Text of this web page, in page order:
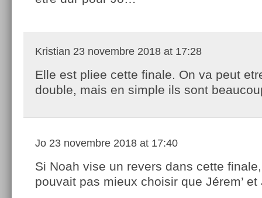
Kristian 23 novembre 2018 at 17:28
Elle est pliee cette finale. On va peut
double, mais en simple ils sont
Jo 23 novembre 2018 at 17:40
Si Noah vise un revers dans cette
pouvait pas mieux choisir que Jérem’ et